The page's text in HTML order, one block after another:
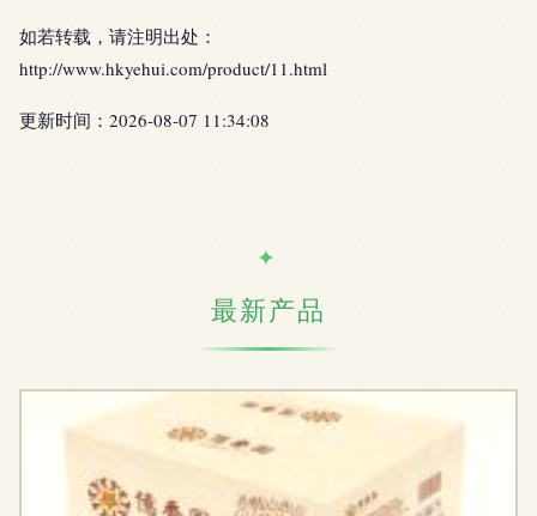
如若转载，请注明出处：
http://www.hkyehui.com/product/11.html
更新时间：2026-08-07 11:34:08
最新产品